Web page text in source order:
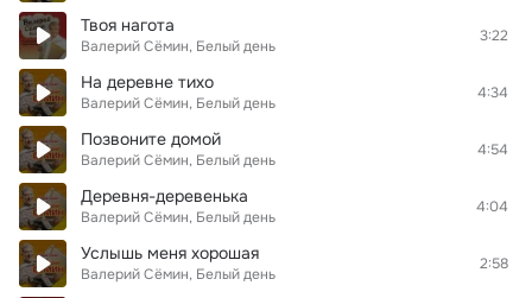
Твоя нагота
Валерий Сёмин, Белый день
3:22
На деревне тихо
Валерий Сёмин, Белый день
4:34
Позвоните домой
Валерий Сёмин, Белый день
4:54
Деревня-деревенька
Валерий Сёмин, Белый день
4:04
Услышь меня хорошая
Валерий Сёмин, Белый день
2:58